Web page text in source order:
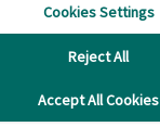
Accept All Cookies
Reject All
Cookies Settings